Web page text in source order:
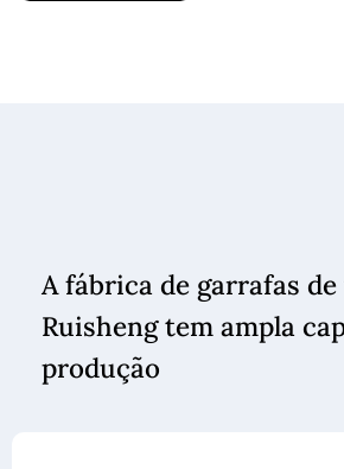
A fábrica de garrafas
Ruisheng tem ampla
produção